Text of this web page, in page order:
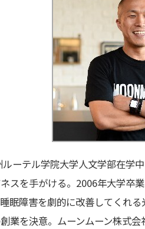
ーテル学院大学人文学部在学
スを手がける。2006年大学卒
眠障害を劇的に改善してくれ
業を決意。ムーンムーン株式